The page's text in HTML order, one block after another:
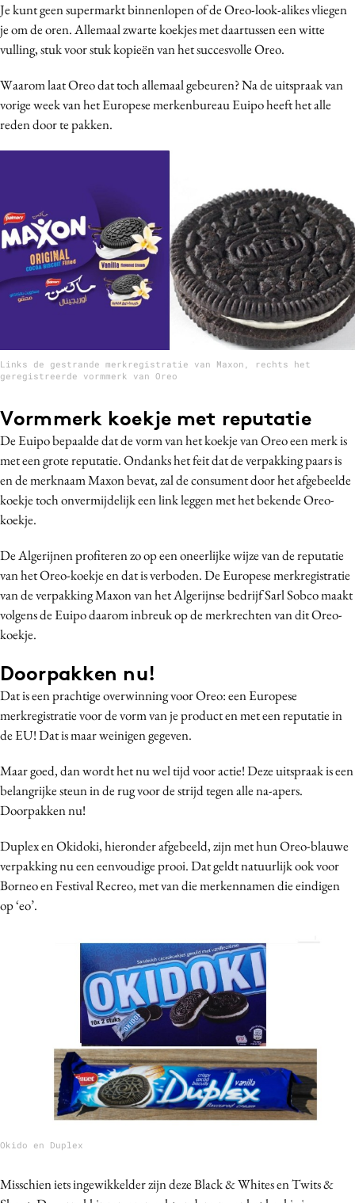
Diversiteit
Effectiviteit
Gedragsverandering
Influencer marketing
Interne communicatie
Martech
Media
Programmatic
Purpose Marketing
Reputatie & crisis
Je kunt geen supermarkt binnenlopen of de Oreo-look-alikes vliegen
je om de oren. Allemaal zwarte koekjes met daartussen een witte
vulling, stuk voor stuk kopieën van het succesvolle Oreo.
Waarom laat Oreo dat toch allemaal gebeuren? Na de uitspraak van
vorige week van het Europese merkenbureau Euipo heeft het alle
reden door te pakken.
Links de gestrande merkregistratie van Maxon, rechts het
geregistreerde vormmerk van Oreo
Vormmerk koekje met reputatie
De Euipo bepaalde dat de vorm van het koekje van Oreo een merk is
met een grote reputatie. Ondanks het feit dat de verpakking paars is
en de merknaam Maxon bevat, zal de consument door het afgebeelde
koekje toch onvermijdelijk een link leggen met het bekende Oreo-
koekje.
De Algerijnen profiteren zo op een oneerlijke wijze van de reputatie
van het Oreo-koekje en dat is verboden. De Europese merkregistratie
van de verpakking Maxon van het Algerijnse bedrijf Sarl Sobco maakt
volgens de Euipo daarom inbreuk op de merkrechten van dit Oreo-
koekje.
Doorpakken nu!
Dat is een prachtige overwinning voor Oreo: een Europese
merkregistratie voor de vorm van je product en met een reputatie in
de EU! Dat is maar weinigen gegeven.
Maar goed, dan wordt het nu wel tijd voor actie! Deze uitspraak is een
belangrijke steun in de rug voor de strijd tegen alle na-apers.
Doorpakken nu!
Duplex en Okidoki, hieronder afgebeeld, zijn met hun Oreo-blauwe
verpakking nu een eenvoudige prooi. Dat geldt natuurlijk ook voor
Borneo en Festival Recreo, met van die merkennamen die eindigen
op ‘eo’.
Okido en Duplex
Misschien iets ingewikkelder zijn deze Black & Whites en Twits &